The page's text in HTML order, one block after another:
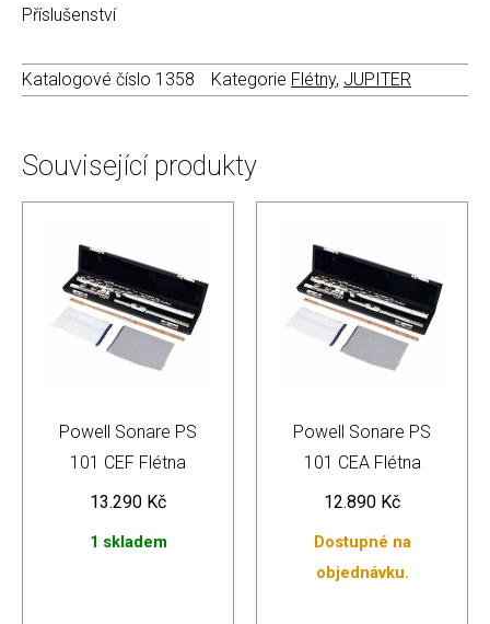
Příslušenství
Katalogové číslo 1358 Kategorie Flétny, JUPITER
Související produkty
Powell Sonare PS
101 CEF Flétna
13.290 Kč
1 skladem
Powell Sonare PS
101 CEA Flétna
12.890 Kč
Dostupné na
objednávku.